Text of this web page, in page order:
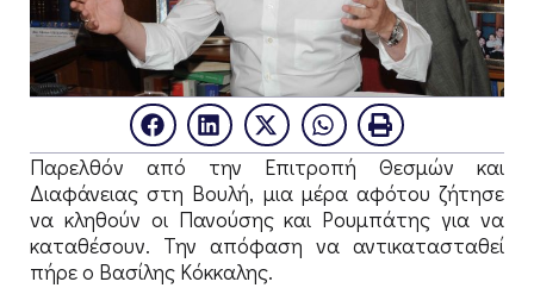
Παρελθόν από την Επιτροπή Θεσμών και
Διαφάνειας στη Βουλή, μια μέρα αφότου ζήτησε
να κληθούν οι Πανούσης και Ρουμπάτης για να
καταθέσουν. Την απόφαση να αντικατασταθεί
πήρε ο Βασίλης Κόκκαλης.